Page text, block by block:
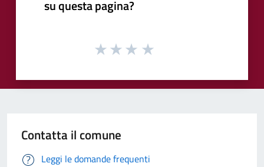
su questa pagina?
Contatta il comune
Leggi le domande frequenti